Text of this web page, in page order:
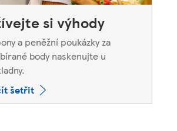
si výhody
a peněžní poukázky za
body naskenujte u
šetřit